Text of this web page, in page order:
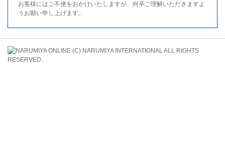
お客様にはご不便をおかけいたしますが、何卒ご理解いただきますよ
うお願い申し上げます。